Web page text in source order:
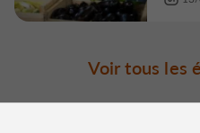
Voir tous les